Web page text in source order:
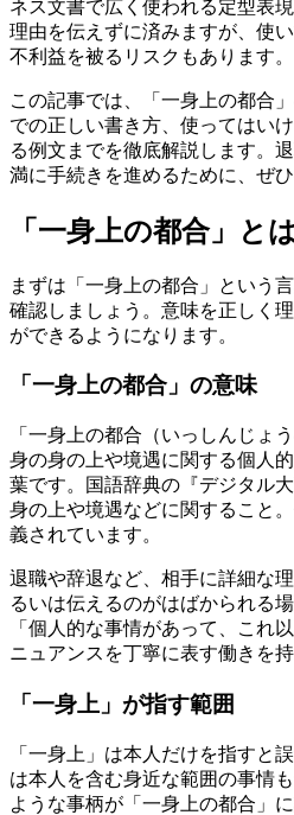
ネス文書で広く使われる定型表
理由を伝えずに済みますが、使
不利益を被るリスクもあります。
この記事では、「一身上の都合
での正しい書き方、使ってはい
る例文までを徹底解説します。
満に手続きを進めるために、ぜ
「一身上の都合」と
まずは「一身上の都合」という
確認しましょう。意味を正しく
ができるようになります。
「一身上の都合」の意味
「一身上の都合（いっしんじょ
身の身の上や境遇に関する個人
葉です。国語辞典の『デジタル
身の上や境遇などに関すること
義されています。
退職や辞退など、相手に詳細な
るいは伝えるのがはばかられる
「個人的な事情があって、これ
ニュアンスを丁寧に表す働きを持
「一身上」が指す範囲
「一身上」は本人だけを指すと
は本人を含む身近な範囲の事情
ような事柄が「一身上の都合」に